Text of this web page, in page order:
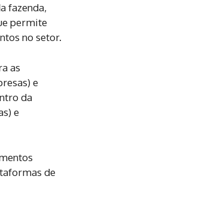
fazenda,
permite
no setor.
as
e
da
e
de